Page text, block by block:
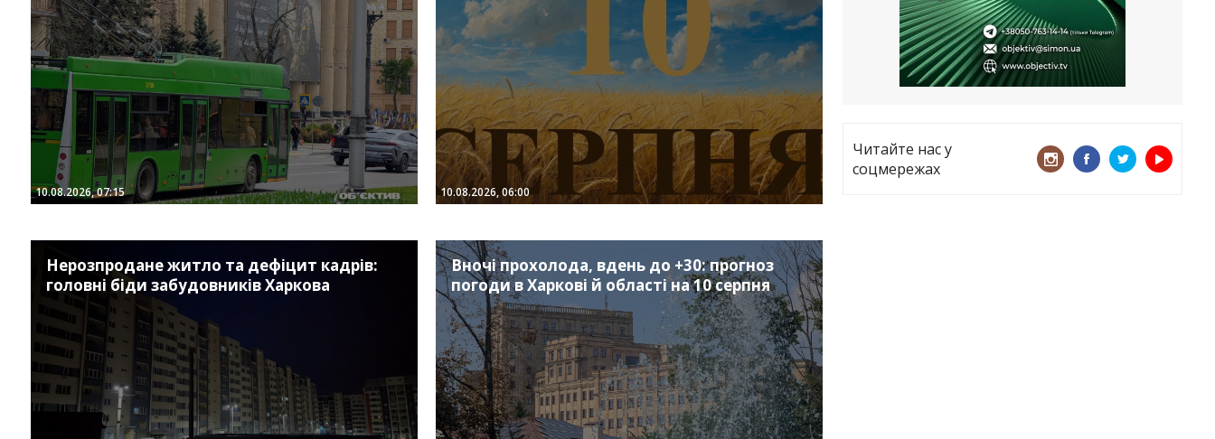
10.08.2026, 07:15 10.08.2026, 06:00
Нерозпродане житло та дефіцит кадрів:
головні біди забудовників Харкова
Вночі прохолода, вдень до +30: прогноз
погоди в Харкові й області на 10 серпня
«ТЦК порушує закон? Нехай
платять!» Як завдяки штрафу жінку
виключили з обліку
15.05.2026
Читайте нас у
соцмережах
Instagram
FacebookTwitterYoutube